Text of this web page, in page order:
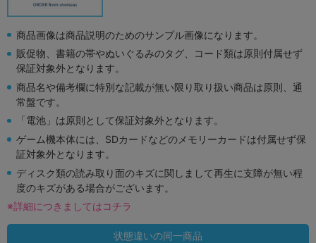
商品画像は商品説明のためのサンプル画像になります。
販促物、書籍の帯やぬいぐるみのタグ、コード類は原則付属せず
保証対象外となります。
商品名や備考欄に特別な記載が無い限り取り扱い商品は原則、通
常盤です。
「電池」は原則として保証対象外となります。
ゲーム機本体には、SDカードなどのメモリーカードは付属せず保
証対象外となります。
ディスク類の読み取り面のキズに関しまして再生に支障が無い程
度のキズがある場合がございます。
※詳細につきましてはコチラ
状態違いの同一商品